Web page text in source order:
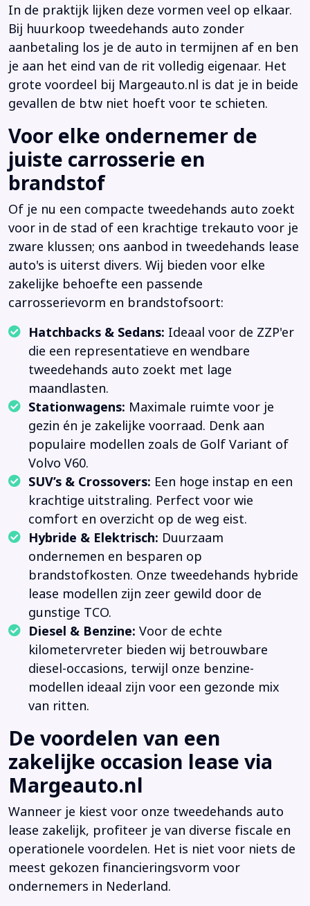
In de praktijk lijken deze vormen veel op elkaar.
Bij huurkoop tweedehands auto zonder
aanbetaling los je de auto in termijnen af en ben
je aan het eind van de rit volledig eigenaar. Het
grote voordeel bij Margeauto.nl is dat je in beide
gevallen de btw niet hoeft voor te schieten.
Voor elke ondernemer de
juiste carrosserie en
brandstof
Of je nu een compacte tweedehands auto zoekt
voor in de stad of een krachtige trekauto voor je
zware klussen; ons aanbod in tweedehands lease
auto's is uiterst divers. Wij bieden voor elke
zakelijke behoefte een passende
carrosserievorm en brandstofsoort:
Hatchbacks & Sedans: Ideaal voor de ZZP'er
die een representatieve en wendbare
tweedehands auto zoekt met lage
maandlasten.
Stationwagens: Maximale ruimte voor je
gezin én je zakelijke voorraad. Denk aan
populaire modellen zoals de Golf Variant of
Volvo V60.
SUV’s & Crossovers: Een hoge instap en een
krachtige uitstraling. Perfect voor wie
comfort en overzicht op de weg eist.
Hybride & Elektrisch: Duurzaam
ondernemen en besparen op
brandstofkosten. Onze tweedehands hybride
lease modellen zijn zeer gewild door de
gunstige TCO.
Diesel & Benzine: Voor de echte
kilometervreter bieden wij betrouwbare
diesel-occasions, terwijl onze benzine-
modellen ideaal zijn voor een gezonde mix
van ritten.
De voordelen van een
zakelijke occasion lease via
Margeauto.nl
Wanneer je kiest voor onze tweedehands auto
lease zakelijk, profiteer je van diverse fiscale en
operationele voordelen. Het is niet voor niets de
meest gekozen financieringsvorm voor
ondernemers in Nederland.